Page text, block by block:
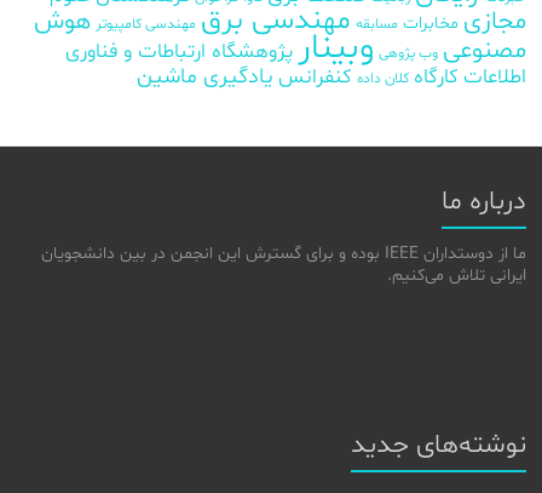
مجازی مخابرات مسابقه مهندسی برق مهندسی کامپیوتر هوش
مصنوعی وب پژوهی وبینارپژوهشگاه ارتباطات و فناوری
اطلاعات کارگاه کلان داده کنفرانس یادگیری ماشین
درباره ما
ما از دوستداران IEEE بوده و برای گسترش این انجمن در بین دانشجویان
ایرانی تلاش می‌کنیم.
نوشته‌های جدید